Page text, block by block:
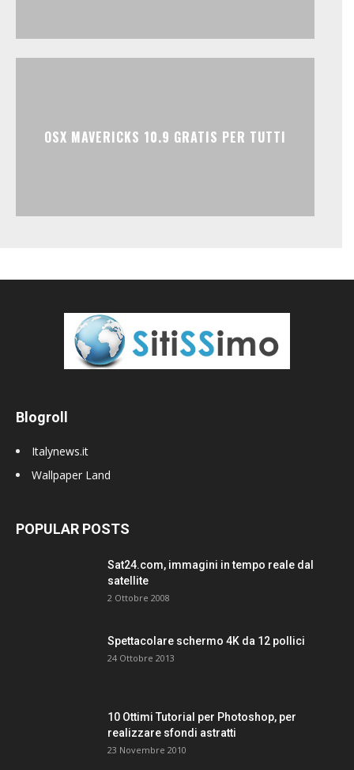
OSX MAVERICKS 10.9 GRATIS PER TUTTI
Blogroll
Italynews.it
Wallpaper Land
POPULAR POSTS
Sat24.com, immagini in tempo reale dal
satellite
2 Ottobre 2008
Spettacolare schermo 4K da 12 pollici
24 Ottobre 2013
10 Ottimi Tutorial per Photoshop, per
realizzare sfondi astratti
23 Novembre 2010